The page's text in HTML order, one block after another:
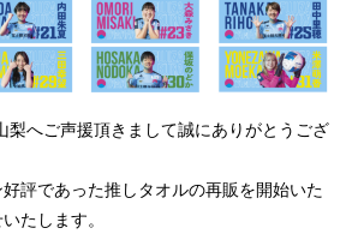
梨へご声援頂きまして誠にありがとうござ
評であった推しタオルの再販を開始いた
たします。